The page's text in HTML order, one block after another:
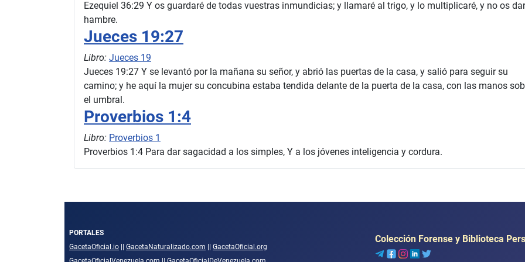
Ezequiel 36:29 Y os guardaré de todas vuestras inmundicias; y llamaré al trigo, y lo multiplicaré, y no os
hambre.
Jueces 19:27
Libro: Jueces 19
Jueces 19:27 Y se levantó por la mañana su señor, y abrió las puertas de la casa, y salió para seguir su
camino; y he aquí la mujer su concubina estaba tendida delante de la puerta de la casa, con las manos
el umbral.
Proverbios 1:4
Libro: Proverbios 1
Proverbios 1:4 Para dar sagacidad a los simples, Y a los jóvenes inteligencia y cordura.
PORTALES
GacetaOficial.io
GacetaNaturalizado.com
GacetaOficial.org
Colección Forense y Biblioteca